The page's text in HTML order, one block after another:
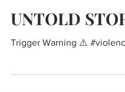
UNTOLD